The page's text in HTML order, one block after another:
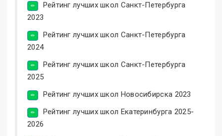
Рейтинг лучших школ Санкт-Петербурга
2023
Рейтинг лучших школ Санкт-Петербурга
2024
Рейтинг лучших школ Санкт-Петербурга
2025
Рейтинг лучших школ Новосибирска 2023
Рейтинг лучших школ Екатеринбурга 2025-
2026